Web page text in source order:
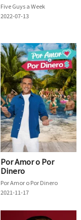
Five Guys a Week
2022-07-13
Por Amor o Por
Dinero
Por Amor o Por Dinero
2021-11-17